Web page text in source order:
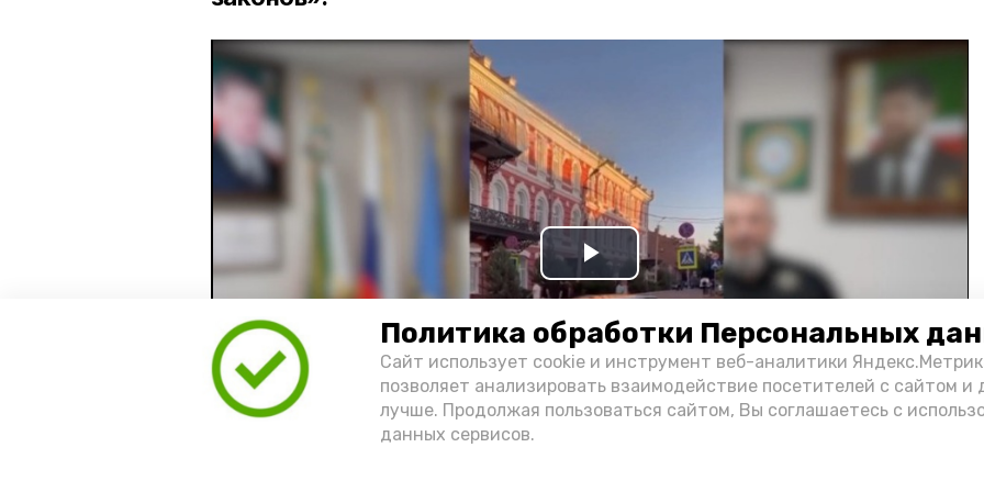
Политика обработки Персональных
Сайт использует cookie и инструмент веб-аналитики
позволяет анализировать взаимодействие посетителей с сайтом и
лучше. Продолжая пользоваться сайтом, Вы соглашаетесь с
данных сервисов.
Play
Video